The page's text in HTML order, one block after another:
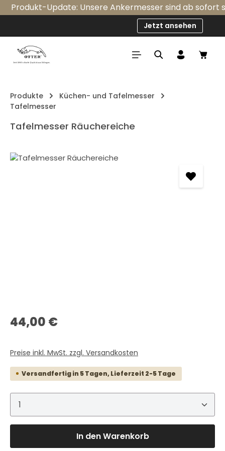
Zum Hauptinhalt springen
Produkt-Update: Unsere Ankermesser sind ab sofort
Jetzt ansehen
Produkte
Küchen- und Tafelmesser
Tafelmesser
Tafelmesser Räuchereiche
Bildergalerie überspringen
Regulärer Preis:
44,00 €
Preise inkl. MwSt. zzgl. Versandkosten
Versandfertig in 5 Tagen, Lieferzeit 2-5 Tage
Produkt Anzahl: Gib den gewünschten Wert
In den Warenkorb